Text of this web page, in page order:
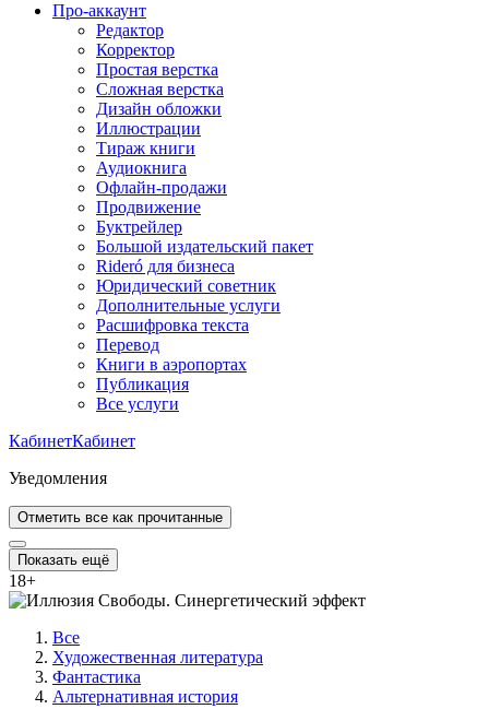
Про-аккаунт
Редактор
Корректор
Простая верстка
Сложная верстка
Дизайн обложки
Иллюстрации
Тираж книги
Аудиокнига
Офлайн-продажи
Продвижение
Буктрейлер
Большой издательский пакет
Rideró для бизнеса
Юридический советник
Дополнительные услуги
Расшифровка текста
Перевод
Книги в аэропортах
Публикация
Все услуги
КабинетКабинет
Уведомления
Отметить все как прочитанные
Показать ещё
18+
Все
Художественная литература
Фантастика
Альтернативная история